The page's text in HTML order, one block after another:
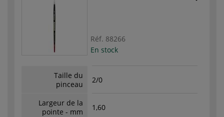
Réf. 88266
En stock
Taille du
pinceau
2/0
Largeur de la
pointe - mm
1,60